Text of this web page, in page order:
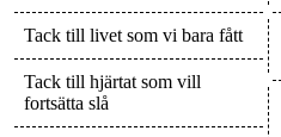
Tack till livet som vi bara fått
Tack till hjärtat som vill
fortsätta slå